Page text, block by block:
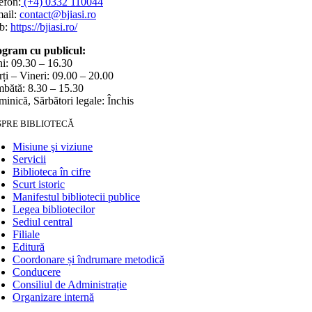
contact@bjiasi.ro
https://bjiasi.ro/
cu publicul:
09.30 – 16.30
– Vineri: 09.00 – 20.00
8.30 – 15.30
Sărbători legale: Închis
BIBLIOTECĂ
Misiune şi viziune
Servicii
Biblioteca în cifre
Scurt istoric
Manifestul bibliotecii publice
Legea bibliotecilor
Sediul central
Filiale
Editură
Coordonare și îndrumare metodică
Conducere
Consiliul de Administrație
Organizare internă